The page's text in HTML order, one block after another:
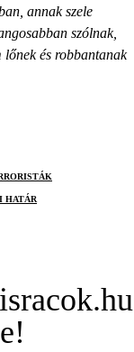
annak szele
szólnak,
és robbantanak
HATÁR